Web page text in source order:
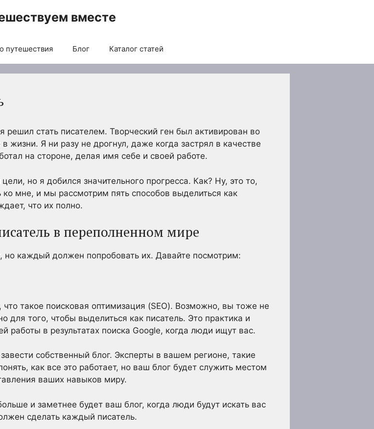
вместе
путешествия Блог Каталог статей
стать писателем. Творческий ген был активирован во
жизни. Я ни разу не дрогнул, даже когда застрял в качестве
на стороне, делая имя себе и своей работе.
но я добился значительного прогресса. Как? Ну, это то,
мне, и мы рассмотрим пять способов выделиться как
что их полно.
в переполненном мире
но каждый должен попробовать их. Давайте посмотрим:
такое поисковая оптимизация (SEO). Возможно, вы тоже не
для того, чтобы выделиться как писатель. Это практика и
работы в результатах поиска Google, когда люди ищут вас.
собственный блог. Эксперты в вашем регионе, такие
как все это работает, но ваш блог будет служить местом
ваших навыков миру.
и заметнее будет ваш блог, когда люди будут искать вас
сделать каждый писатель.